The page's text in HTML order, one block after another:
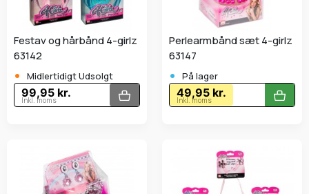
Festav og hårbånd 4-girlz
63142
• Midlertidigt Udsolgt
99,95 kr.
Inkl. moms
Perlearmbånd sæt 4-girlz
63147
• På lager
49,95 kr.
Inkl. moms